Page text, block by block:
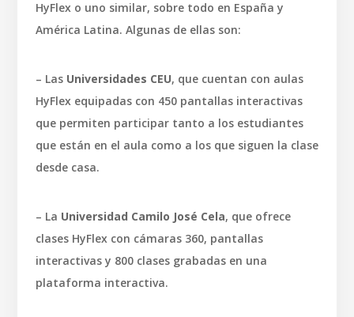
HyFlex o uno similar, sobre todo en España y
América Latina. Algunas de ellas son:
– Las Universidades CEU, que cuentan con aulas
HyFlex equipadas con 450 pantallas interactivas
que permiten participar tanto a los estudiantes
que están en el aula como a los que siguen la clase
desde casa.
– La Universidad Camilo José Cela, que ofrece
clases HyFlex con cámaras 360, pantallas
interactivas y 800 clases grabadas en una
plataforma interactiva.